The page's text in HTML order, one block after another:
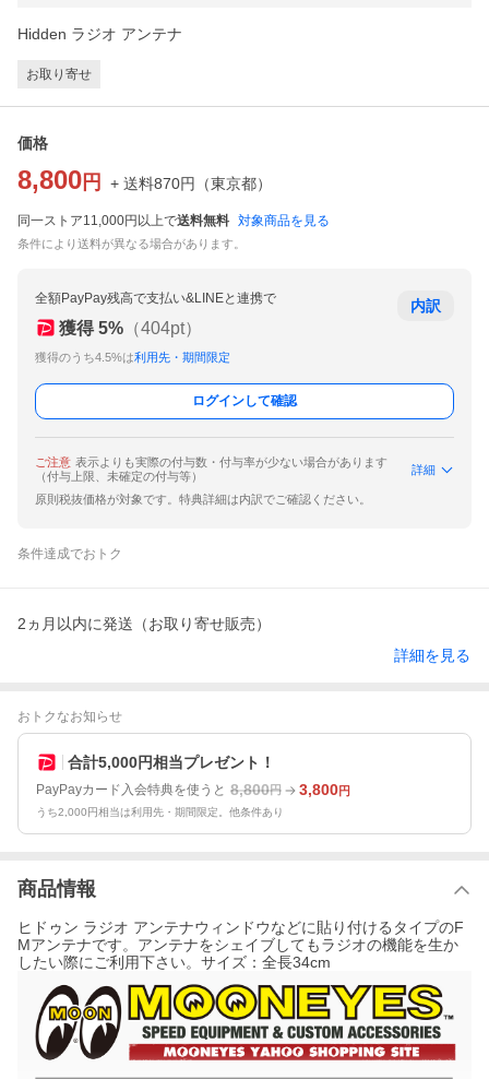
Hidden ラジオ アンテナ
お取り寄せ
価格
8,800 円 + 送料870円 （東京都）
同一ストア11,000円以上で送料無料 対象商品を見る
条件により送料が異なる場合があります。
全額PayPay残高で支払い&LINEと連携で
獲得 5% （404pt）
獲得のうち4.5%は利用先・期間限定
内訳
ログインして確認
ご注意 表示よりも実際の付与数・付与率が少ない場合があります
（付与上限、未確定の付与等）
詳細
原則税抜価格が対象です。特典詳細は内訳でご確認ください。
条件達成でおトク
2ヵ月以内に発送（お取り寄せ販売）
詳細を見る
おトクなお知らせ
合計5,000円相当プレゼント！
PayPayカード入会特典を使うと 8,800円 3,800円
うち2,000円相当は利用先・期間限定。他条件あり
商品情報
ヒドゥン ラジオ アンテナウィンドウなどに貼り付けるタイプのF
Mアンテナです。アンテナをシェイブしてもラジオの機能を生か
したい際にご利用下さい。サイズ：全長34cm